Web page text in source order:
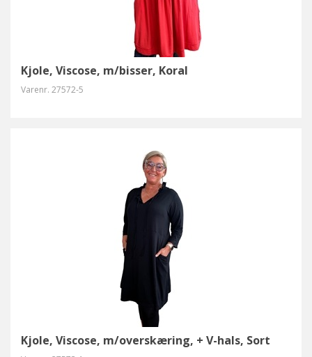
Kjole, Viscose, m/bisser, Koral
Varenr. 27572-5
Kjole, Viscose, m/overskæring, + V-hals, Sort